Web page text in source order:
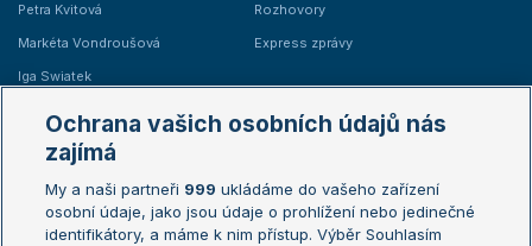
Petra Kvitová
Markéta Vondroušová
Iga Swiatek
Rozhovory
Express zprávy
Žebříčky
Žebříček ATP (muži)
Žebříček WTA (ženy)
Australian Open
French Open
Ochrana vašich osobních údajů nás
zajímá
My a naši partneři 999 ukládáme do vašeho zařízení
osobní údaje, jako jsou údaje o prohlížení nebo jedinečné
identifikátory, a máme k nim přístup. Výběr Souhlasím